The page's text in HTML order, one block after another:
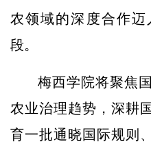
农领域的深度合作
段。
梅西学院将聚焦
农业治理趋势，深耕
育一批通晓国际规则